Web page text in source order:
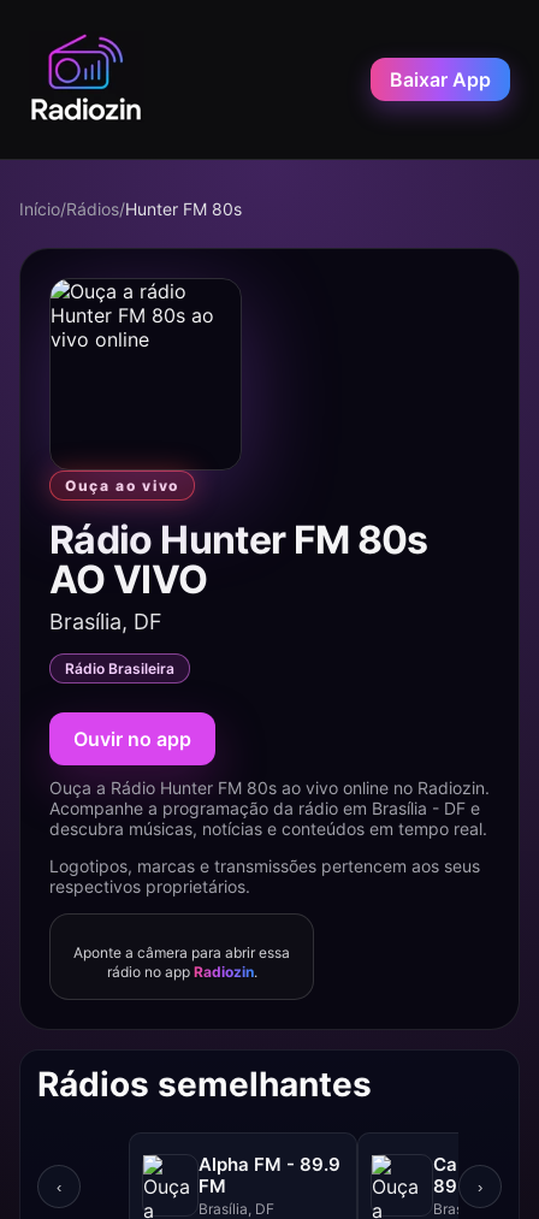
Baixar App
Início/Rádios/Hunter FM 80s
Ouça ao vivo
Rádio Hunter FM 80s
AO VIVO
Brasília, DF
Rádio Brasileira
Ouvir no app
Ouça a Rádio Hunter FM 80s ao vivo online no Radiozin.
Acompanhe a programação da rádio em Brasília - DF e
descubra músicas, notícias e conteúdos em tempo real.
Logotipos, marcas e transmissões pertencem aos seus
respectivos proprietários.
Aponte a câmera para abrir essa
rádio no app Radiozin.
Rádios semelhantes
‹
Alpha FM - 89.9
FM
Brasília, DF
Canção
89.1 FM
Brasília, DF
›